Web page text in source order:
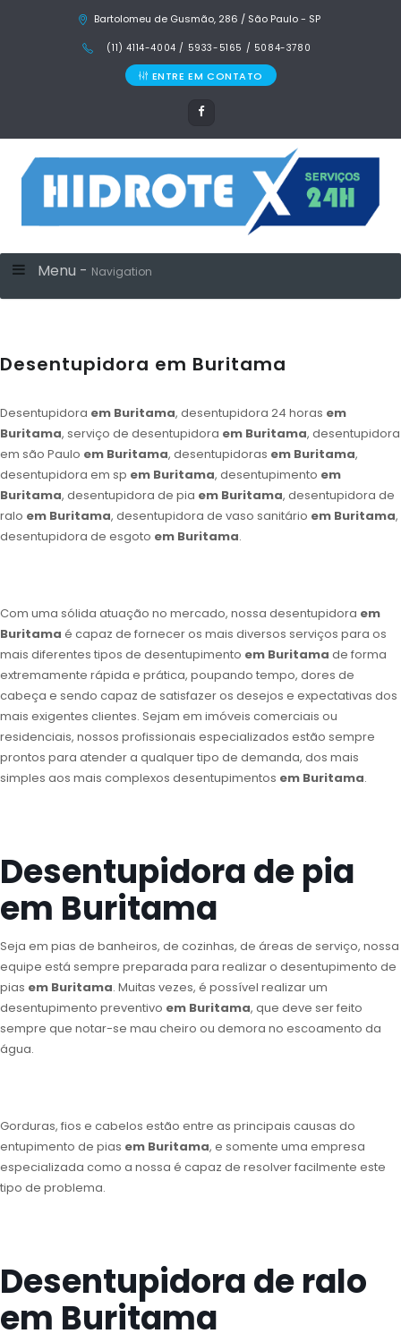
Bartolomeu de Gusmão, 286 / São Paulo - SP
(11) 4114-4004 / 5933-5165 / 5084-3780
ENTRE EM CONTATO
Menu - Navigation
Desentupidora em Buritama
Desentupidora em Buritama, desentupidora 24 horas em
Buritama, serviço de desentupidora em Buritama, desentupidora
em são Paulo em Buritama, desentupidoras em Buritama,
desentupidora em sp em Buritama, desentupimento em
Buritama, desentupidora de pia em Buritama, desentupidora de
ralo em Buritama, desentupidora de vaso sanitário em Buritama,
desentupidora de esgoto em Buritama.
Com uma sólida atuação no mercado, nossa desentupidora em
Buritama é capaz de fornecer os mais diversos serviços para os
mais diferentes tipos de desentupimento em Buritama de forma
extremamente rápida e prática, poupando tempo, dores de
cabeça e sendo capaz de satisfazer os desejos e expectativas dos
mais exigentes clientes. Sejam em imóveis comerciais ou
residenciais, nossos profissionais especializados estão sempre
prontos para atender a qualquer tipo de demanda, dos mais
simples aos mais complexos desentupimentos em Buritama.
Desentupidora de pia
em Buritama
Seja em pias de banheiros, de cozinhas, de áreas de serviço, nossa
equipe está sempre preparada para realizar o desentupimento de
pias em Buritama. Muitas vezes, é possível realizar um
desentupimento preventivo em Buritama, que deve ser feito
sempre que notar-se mau cheiro ou demora no escoamento da
água.
Gorduras, fios e cabelos estão entre as principais causas do
entupimento de pias em Buritama, e somente uma empresa
especializada como a nossa é capaz de resolver facilmente este
tipo de problema.
Desentupidora de ralo
em Buritama